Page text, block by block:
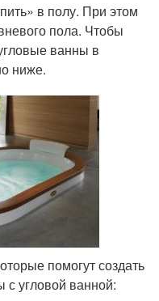
в полу. При этом
пола. Чтобы
ванны в
ниже.
помогут создать
угловой ванной: